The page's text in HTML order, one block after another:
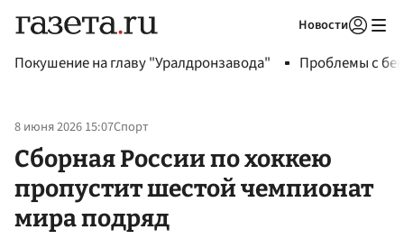
Новости
Покушение на главу "Уралдронзавода" Проблемы с
8 июня 2026 15:07Спорт
Сборная России по хоккею
пропустит шестой чемпионат
мира подряд